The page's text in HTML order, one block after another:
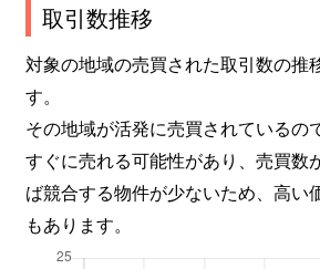
取引数推移
対象の地域の売買された取引数の推
す。
その地域が活発に売買されているの
すぐに売れる可能性があり、売買数
ば競合する物件が少ないため、高い
もあります。